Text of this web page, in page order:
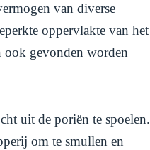
van diverse
oppervlakte van het
ook gevonden worden
uit de poriën te spoelen.
om te smullen en